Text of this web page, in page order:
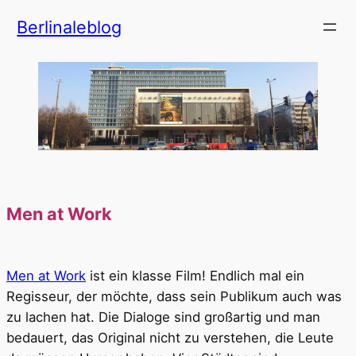
Inhalt
Berlinaleblog
Men at Work
Men at Work ist ein klasse Film! Endlich mal ein
Regisseur, der möchte, dass sein Publikum auch was
zu lachen hat. Die Dialoge sind großartig und man
bedauert, das Original nicht zu verstehen, die Leute